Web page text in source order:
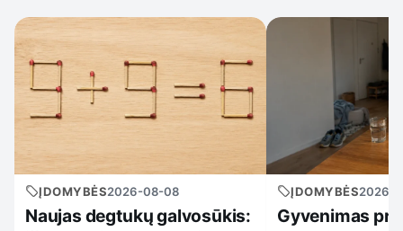
ĮDOMYBĖS2026-08-08
Naujas degtukų galvosūkis:
ĮDOMYBĖS2026-
Gyvenimas